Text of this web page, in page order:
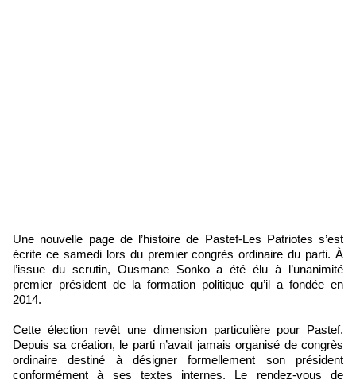
Une nouvelle page de l’histoire de Pastef-Les Patriotes s’est
écrite ce samedi lors du premier congrès ordinaire du parti. À
l’issue du scrutin, Ousmane Sonko a été élu à l’unanimité
premier président de la formation politique qu’il a fondée en
2014.
Cette élection revêt une dimension particulière pour Pastef.
Depuis sa création, le parti n’avait jamais organisé de congrès
ordinaire destiné à désigner formellement son président
conformément à ses textes internes. Le rendez-vous de